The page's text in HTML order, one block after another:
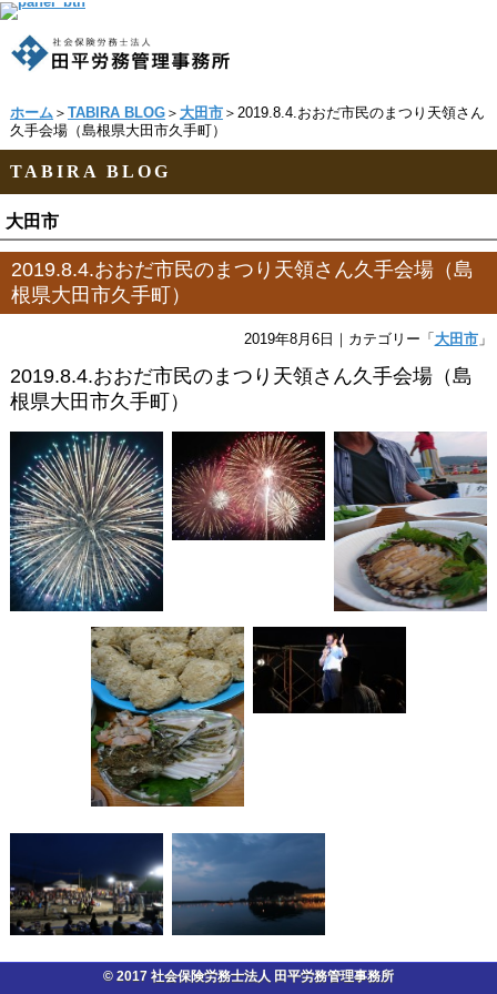
ホーム＞ TABIRA BLOG＞ 大田市＞2019.8.4.おおだ市民のまつり天領さん
久手会場（島根県大田市久手町）
TABIRA BLOG
大田市
2019.8.4.おおだ市民のまつり天領さん久手会場（島
根県大田市久手町）
2019年8月6日 ｜カテゴリー「大田市」
2019.8.4.おおだ市民のまつり天領さん久手会場（島
根県大田市久手町）
© 2017 社会保険労務士法人 田平労務管理事務所